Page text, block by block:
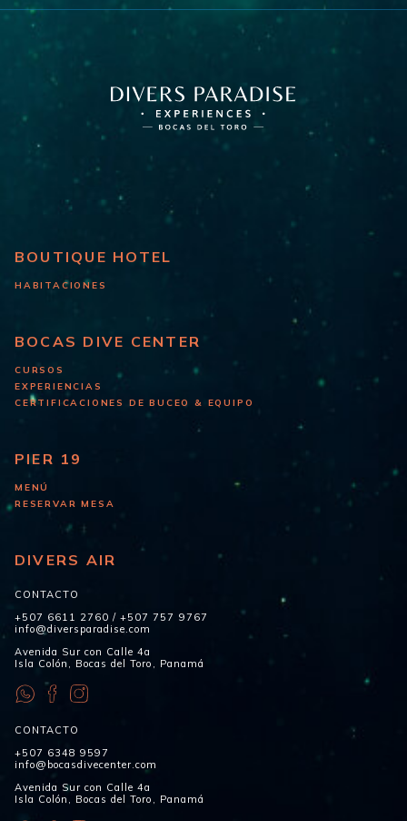
BOUTIQUE HOTEL
HABITACIONES
BOCAS DIVE CENTER
CURSOS
EXPERIENCIAS
CERTIFICACIONES DE BUCEO & EQUIPO
PIER 19
MENÚ
RESERVAR MESA
DIVERS AIR
CONTACTO
+507 6611 2760 /+507 757 9767
info@diversparadise.com
Avenida Sur con Calle 4a
Isla Colón, Bocas del Toro, Panamá
CONTACTO
+507 6348 9597
info@bocasdivecenter.com
Avenida Sur con Calle 4a
Isla Colón, Bocas del Toro, Panamá